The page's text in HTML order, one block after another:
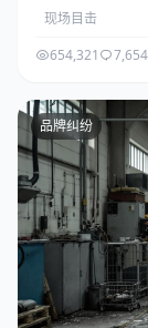
现场目击
654,321
7,654
品牌纠纷